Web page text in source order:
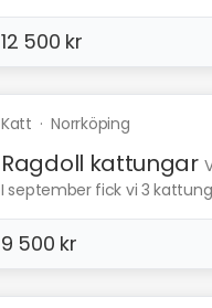
12 500 kr
Katt ·Norrköping
Ragdoll kattungar
I september fick vi 3
9 500 kr